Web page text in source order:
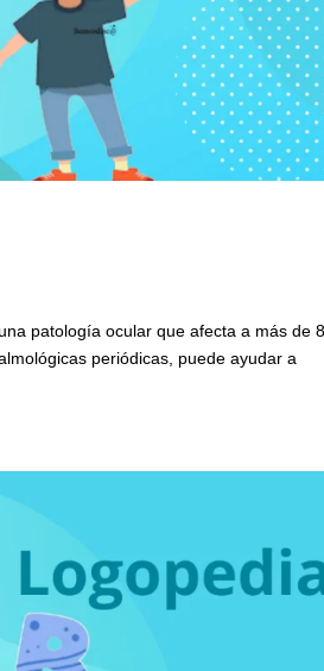
patología ocular que afecta a más de
periódicas, puede ayudar a